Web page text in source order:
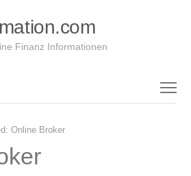
Finanz Informationen
Online Broker